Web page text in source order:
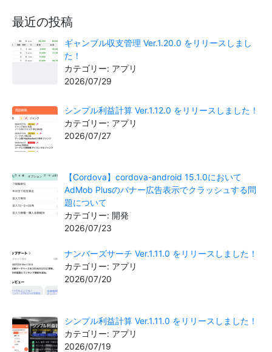
最近の投稿
ギャンブル収支管理 Ver.1.20.0 をリリースしまし
た！
カテゴリー: アプリ
2026/07/29
シンプル利益計算 Ver.1.12.0 をリリースしました！
カテゴリー: アプリ
2026/07/27
【Cordova】cordova-android 15.1.0において
AdMob Plusのバナー広告表示でクラッシュする問
題について
カテゴリー: 開発
2026/07/23
ナンバーズサーチ Ver.1.11.0 をリリースしました！
カテゴリー: アプリ
2026/07/20
シンプル利益計算 Ver.1.11.0 をリリースしました！
カテゴリー: アプリ
2026/07/19